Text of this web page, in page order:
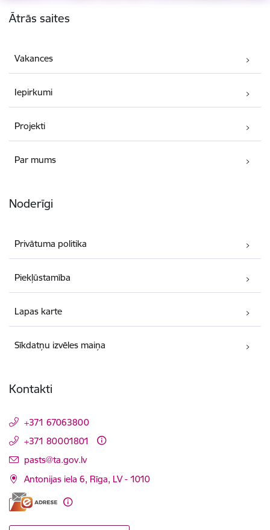
Ātrās saites
Vakances
Iepirkumi
Projekti
Par mums
Noderīgi
Privātuma politika
Piekļūstamība
Lapas karte
Sīkdatņu izvēles maiņa
Kontakti
+371 67063800
+371 80001801
E-pasts:
pasts@ta.gov.lv
Antonijas iela 6, Rīga, LV - 1010